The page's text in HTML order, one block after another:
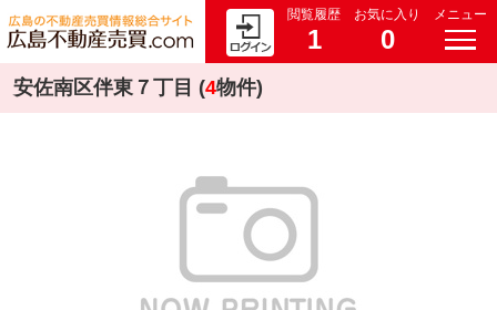
閲覧履歴
1
お気に入り
0
メニュー
安佐南区伴東７丁目 (4物件)